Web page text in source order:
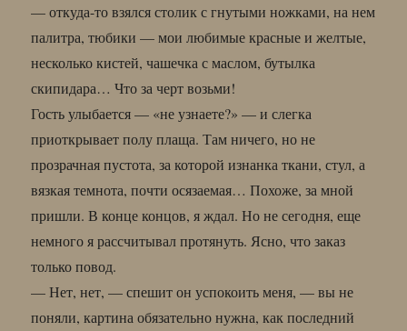
— откуда-то взялся столик с гнутыми ножками, на нем
палитра, тюбики — мои любимые красные и желтые,
несколько кистей, чашечка с маслом, бутылка
скипидара… Что за черт возьми!
Гость улыбается — «не узнаете?» — и слегка
приоткрывает полу плаща. Там ничего, но не
прозрачная пустота, за которой изнанка ткани, стул, а
вязкая темнота, почти осязаемая… Похоже, за мной
пришли. В конце концов, я ждал. Но не сегодня, еще
немного я рассчитывал протянуть. Ясно, что заказ
только повод.
— Нет, нет, — спешит он успокоить меня, — вы не
поняли, картина обязательно нужна, как последний